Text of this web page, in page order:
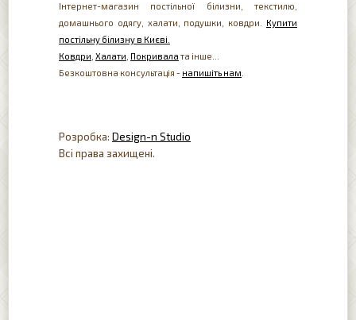
Інтернет-магазин постільної білизни, текстилю,
домашнього одягу, халати, подушки, ковдри. Купити
постільну білизну в Києві.
Ковдри Халати Покривала та інше...
Безкоштовна консультація - напишіть нам
Розробка: Design-n Studio
Всі права захищені.